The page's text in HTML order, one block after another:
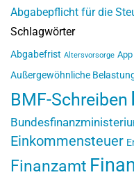
Abgabepflicht für die
Schlagwörter
Abgabefrist Altersvorsorge App
Außergewöhnliche
BMF-Schreiben
Einkommensteuer
Finanzamt